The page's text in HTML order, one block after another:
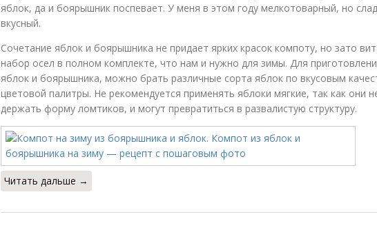
яблок, да и боярышник поспевает. У меня в этом году мелкотоварный, но
вкусный.
Сочетание яблок и боярышника не придает ярких красок компоту, но зато
набор осел в полном комплекте, что нам и нужно для зимы. Для
яблок и боярышника, можно брать различные сорта яблок по вкусовым
цветовой палитры. Не рекомендуется применять яблоки мягкие, так как они
держать форму ломтиков, и могут превратиться в развалистую структуру.
Читать дальше →